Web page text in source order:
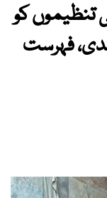
تنظیموں کو
فہرست